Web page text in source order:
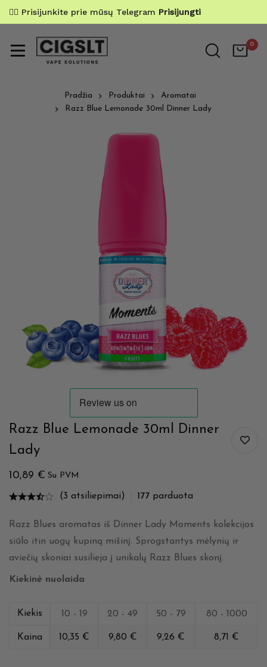
✌🏼 Prisijunkite prie mūsų Telegram Prisijungti
0
Pradžia Produktai
Aromatai
Razz Blue Lemonade 30ml Dinner Lady
Razz Blue Lemonade 30ml Dinner
Lady
10,89 € Su PVM
(3 atsiliepimai) 177 parduota
Razz Blues aromatas iš Dinner Lady Moments kolekcijos
siūlo itin uogų kupiną mišinį. Sprogstantys mėlynių ir
aviečių skoniai susilieja į unikalų Razz Blues skonį.
Kiekinė nuolaida
Kiekis 10 - 19 20 - 49 50 - 79 80 - 1000
Kaina 10,35 € 9,80 € 9,26 € 8,71 €